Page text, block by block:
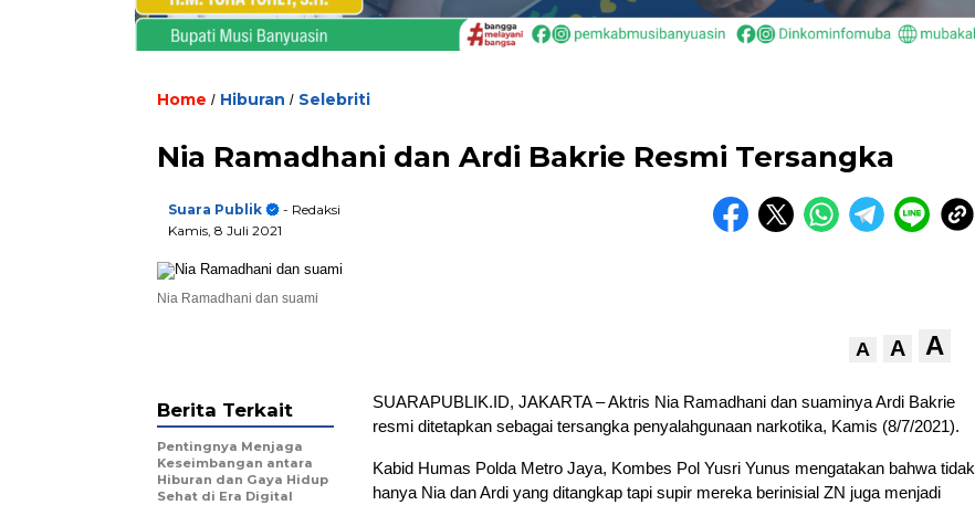
Home / Hiburan / Selebriti
Nia Ramadhani dan Ardi Bakrie Resmi Tersangka
Suara Publik
- Redaksi
Kamis, 8 Juli 2021
Nia Ramadhani dan suami
A A A
SUARAPUBLIK.ID, JAKARTA – Aktris Nia Ramadhani dan suaminya Ardi Bakrie
resmi ditetapkan sebagai tersangka penyalahgunaan narkotika, Kamis (8/7/2021).
Kabid Humas Polda Metro Jaya, Kombes Pol Yusri Yunus mengatakan bahwa tidak
hanya Nia dan Ardi yang ditangkap tapi supir mereka berinisial ZN juga menjadi
Berita Terkait
Pentingnya Menjaga
Keseimbangan antara
Hiburan dan Gaya Hidup
Sehat di Era Digital